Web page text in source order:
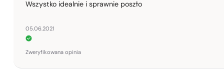
Wszystko idealnie i sprawnie poszło
05.06.2021
Zweryfikowana opinia